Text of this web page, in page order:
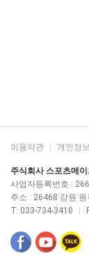
이용약관 개인정
주식회사 스포츠메
사업자등록번호 :
주소 : 26468 강원
T. 033-734-3410